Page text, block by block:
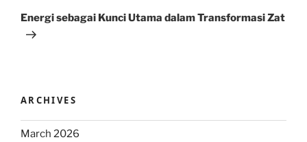
Post
Energi sebagai Kunci Utama dalam Transformasi Zat
ARCHIVES
March 2026